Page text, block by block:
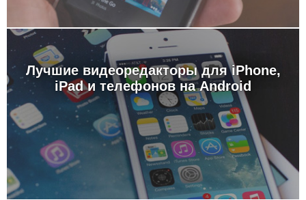
Лучшие видеоредакторы для iPhone,
iPad и телефонов на Android